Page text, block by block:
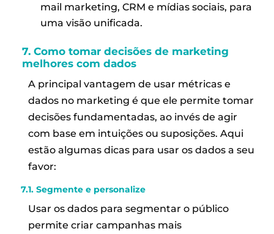
mail marketing, CRM e mídias sociais, para
uma visão unificada.
7. Como tomar decisões de marketing
melhores com dados
A principal vantagem de usar métricas e
dados no marketing é que ele permite tomar
decisões fundamentadas, ao invés de agir
com base em intuições ou suposições. Aqui
estão algumas dicas para usar os dados a seu
favor:
7.1. Segmente e personalize
Usar os dados para segmentar o público
permite criar campanhas mais